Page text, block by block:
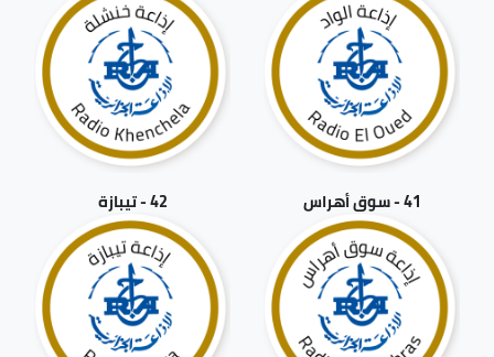
41 - سوق أهراس 42 - تيبازة